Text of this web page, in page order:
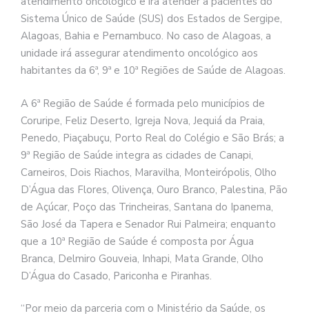
Sistema Único de Saúde (SUS) dos Estados de Sergipe,
Alagoas, Bahia e Pernambuco. No caso de Alagoas, a
unidade irá assegurar atendimento oncológico aos
habitantes da 6ª, 9ª e 10ª Regiões de Saúde de Alagoas.
A 6ª Região de Saúde é formada pelo municípios de
Coruripe, Feliz Deserto, Igreja Nova, Jequiá da Praia,
Penedo, Piaçabuçu, Porto Real do Colégio e São Brás; a
9ª Região de Saúde integra as cidades de Canapi,
Carneiros, Dois Riachos, Maravilha, Monteirópolis, Olho
D’Água das Flores, Olivença, Ouro Branco, Palestina, Pão
de Açúcar, Poço das Trincheiras, Santana do Ipanema,
São José da Tapera e Senador Rui Palmeira; enquanto
que a 10ª Região de Saúde é composta por Água
Branca, Delmiro Gouveia, Inhapi, Mata Grande, Olho
D’Água do Casado, Pariconha e Piranhas.
“Por meio da parceria com o Ministério da Saúde, os